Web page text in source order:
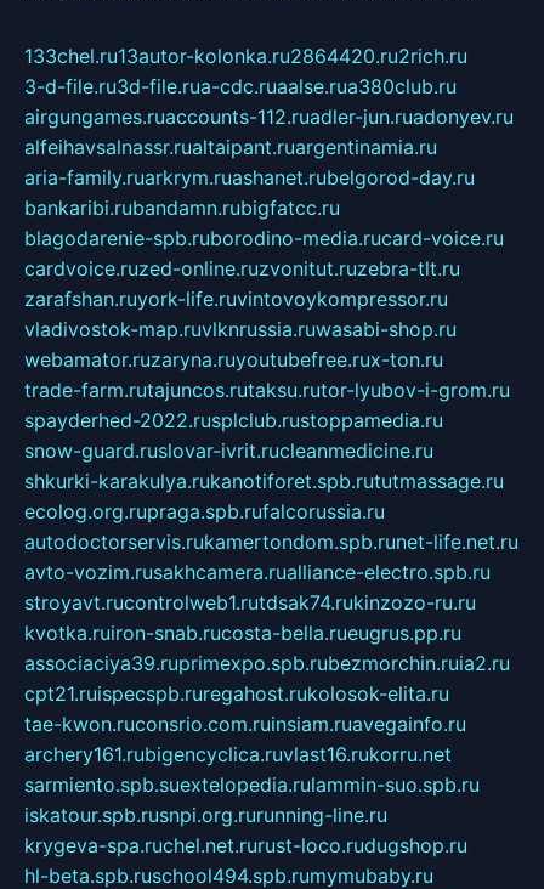
133chel.ru13autor-kolonka.ru2864420.ru2rich.ru
3-d-file.ru3d-file.rua-cdc.ruaalse.rua380club.ru
airgungames.ruaccounts-112.ruadler-jun.ruadonyev.ru
alfeihavsalnassr.rualtaipant.ruargentinamia.ru
aria-family.ruarkrym.ruashanet.rubelgorod-day.ru
bankaribi.rubandamn.rubigfatcc.ru
blagodarenie-spb.ruborodino-media.rucard-voice.ru
cardvoice.ruzed-online.ruzvonitut.ruzebra-tlt.ru
zarafshan.ruyork-life.ruvintovoykompressor.ru
vladivostok-map.ruvlknrussia.ruwasabi-shop.ru
webamator.ruzaryna.ruyoutubefree.rux-ton.ru
trade-farm.rutajuncos.rutaksu.rutor-lyubov-i-grom.ru
spayderhed-2022.rusplclub.rustoppamedia.ru
snow-guard.ruslovar-ivrit.rucleanmedicine.ru
shkurki-karakulya.rukanotiforet.spb.rututmassage.ru
ecolog.org.rupraga.spb.rufalcorussia.ru
autodoctorservis.rukamertondom.spb.runet-life.net.ru
avto-vozim.rusakhcamera.rualliance-electro.spb.ru
stroyavt.rucontrolweb1.rutdsak74.rukinzozo-ru.ru
kvotka.ruiron-snab.rucosta-bella.rueugrus.pp.ru
associaciya39.ruprimexpo.spb.rubezmorchin.ruia2.ru
cpt21.ruispecspb.ruregahost.rukolosok-elita.ru
tae-kwon.ruconsrio.com.ruinsiam.ruavegainfo.ru
archery161.rubigencyclica.ruvlast16.rukorru.net
sarmiento.spb.suextelopedia.rulammin-suo.spb.ru
iskatour.spb.rusnpi.org.rurunning-line.ru
krygeva-spa.ruchel.net.rurust-loco.rudugshop.ru
hl-beta.spb.ruschool494.spb.rumymubaby.ru